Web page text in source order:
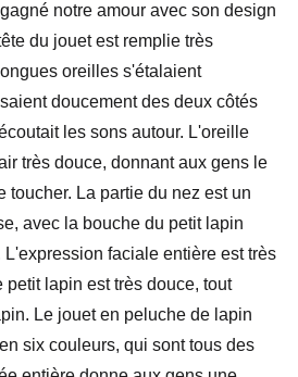
notre amour avec son design
du jouet est remplie très
oreilles s'étalaient
doucement des deux côtés
les sons autour. L'oreille
très douce, donnant aux gens le
toucher. La partie du nez est un
avec la bouche du petit lapin
faciale entière est très
petit lapin est très douce, tout
Le jouet en peluche de lapin
six couleurs, qui sont tous des